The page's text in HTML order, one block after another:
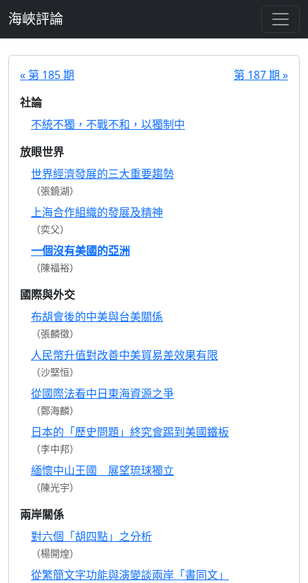
海峽評論
« 第 185 期
第 187 期 »
社論
不統不獨，不戰不和，以獨制中
放眼世界
世界經濟發展的三大重要趨勢
（張鏡湖）
上海合作組織的發展及精神
（奕父）
一個沒有美國的亞洲
（陳福裕）
國際與外交
布胡會後的中美與台美關係
（張麟徵）
人民幣升值對改善中美貿易差效果有限
（沙堅恒）
從國際法看中日東海資源之爭
（鄭海麟）
日本的「歷史問題」終究會踢到美國鐵板
（李中邦）
緬懷中山王國 展望琉球獨立
（陳光宇）
兩岸關係
對六個「胡四點」之分析
（楊開煌）
從繁簡文字功能與演變談兩岸「書同文」